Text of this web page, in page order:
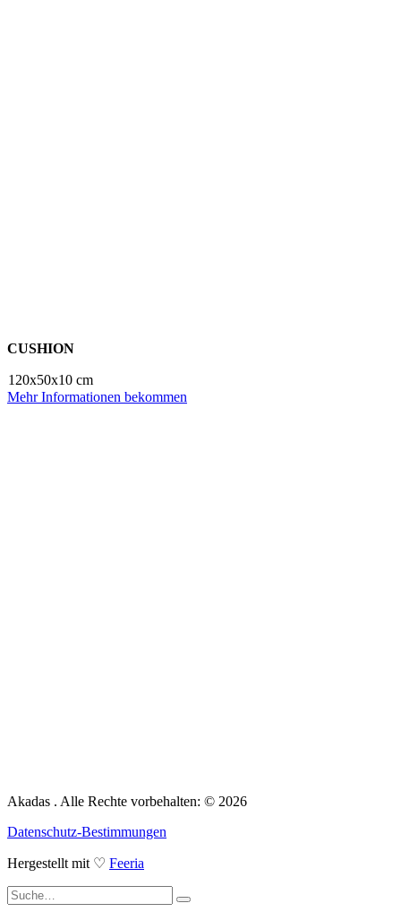
CUSHION
120x50x10 cm
Mehr Informationen bekommen
Akadas . Alle Rechte vorbehalten: © 2026
Datenschutz-Bestimmungen
Hergestellt mit ♡ Feeria